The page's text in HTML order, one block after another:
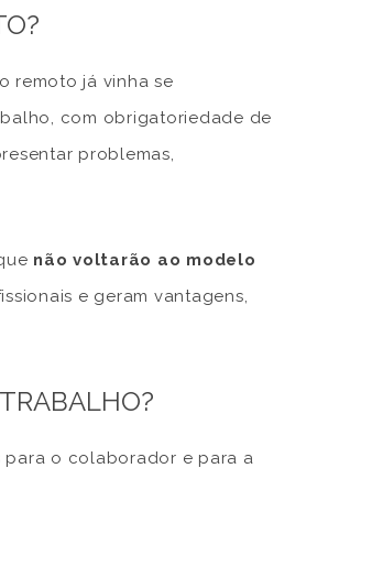
remoto já vinha se
com obrigatoriedade de
problemas,
não voltarão ao modelo
e geram vantagens,
para o colaborador e para a